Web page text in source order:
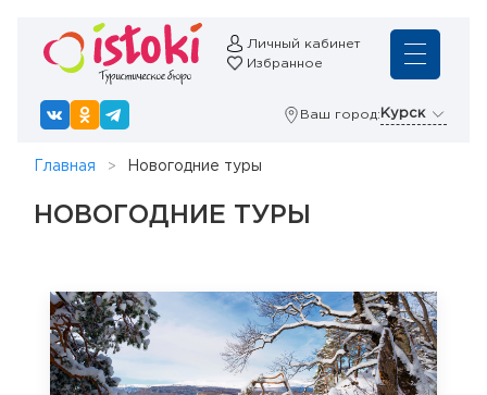
Личный кабинет
Избранное
Ваш город: Курск
Главная Новогодние туры
НОВОГОДНИЕ ТУРЫ